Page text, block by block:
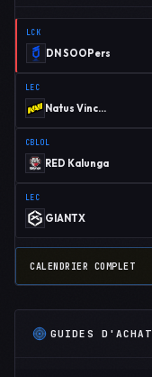
LCK
DN SOOPers
LEC
Natus Vincere
CBLOL
RED Kalunga
LEC
GIANTX
CALENDRIER COMPLET
GUIDES D'ACHAT